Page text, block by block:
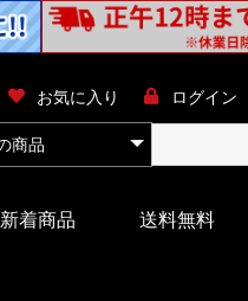
お気に入り ログイン
新着商品 送料無料